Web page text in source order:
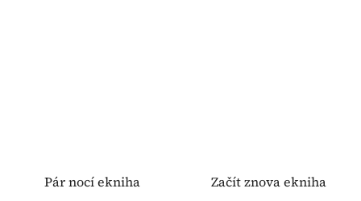
Pár nocí ekniha Začít znova ekniha